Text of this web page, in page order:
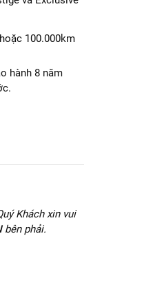
100.000km
hành 8 năm
Khách xin vui
bên phải.